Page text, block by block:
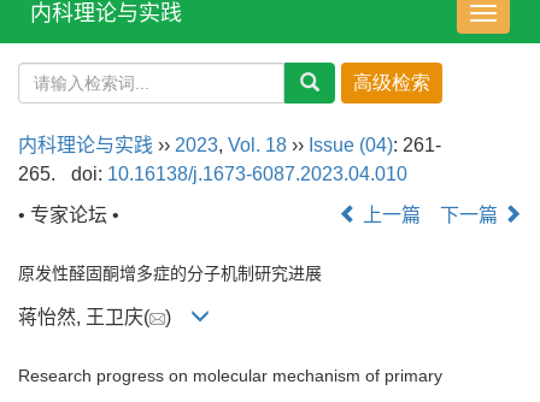
导
航
内科理论与实践
内科理论与实践 ›› 2023, Vol. 18 ›› Issue (04): 261-
265.
doi: 10.16138/j.1673-6087.2023.04.010
• 专家论坛 •
上一篇 下一篇
原发性醛固酮增多症的分子机制研究进展
蒋怡然, 王卫庆( )
Research progress on molecular mechanism of primary